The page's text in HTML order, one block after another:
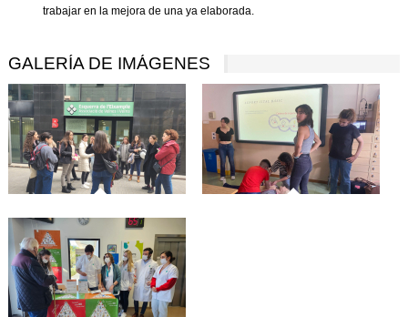
trabajar en la mejora de una ya elaborada.
GALERÍA DE IMÁGENES